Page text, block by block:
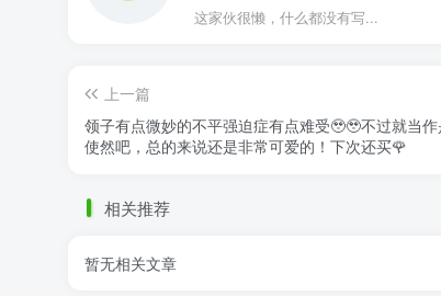
这家伙很懒，什么都没有写...
上一篇
领子有点微妙的不平强迫症有点难受🥹🥹不过就当
使然吧，总的来说还是非常可爱的！下次还买🌹
相关推荐
暂无相关文章